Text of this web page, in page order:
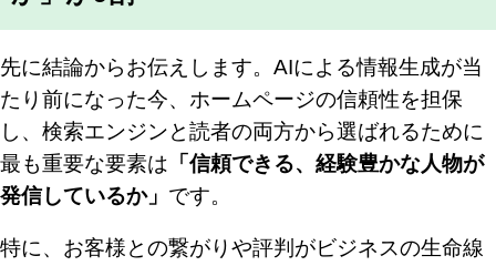
先に結論からお伝えします。AIによる情報生成が当
たり前になった今、ホームページの信頼性を担保
し、検索エンジンと読者の両方から選ばれるために
最も重要な要素は 「信頼できる、経験豊かな人物が
発信しているか」 です。
特に、お客様との繋がりや評判がビジネスの生命線